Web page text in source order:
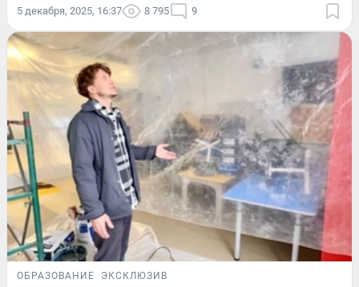
5 декабря, 2025, 16:37 8 795 9
ОБРАЗОВАНИЕ ЭКСКЛЮЗИВ